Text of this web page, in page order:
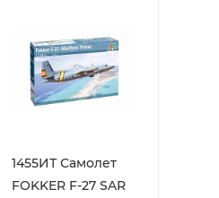
1455ИТ Самолет
FOKKER F-27 SAR